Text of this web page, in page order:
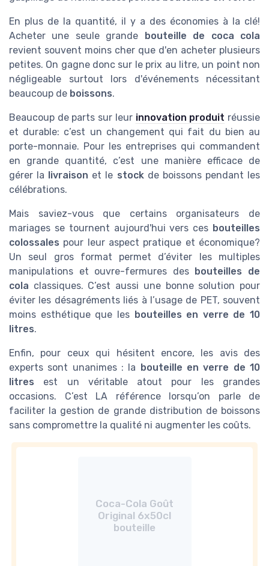
En plus de la quantité, il y a des économies à la clé!
Acheter une seule grande bouteille de coca cola
revient souvent moins cher que d'en acheter plusieurs
petites. On gagne donc sur le prix au litre, un point non
négligeable surtout lors d'événements nécessitant
beaucoup de boissons.
Beaucoup de parts sur leur innovation produit réussie
et durable: c’est un changement qui fait du bien au
porte-monnaie. Pour les entreprises qui commandent
en grande quantité, c’est une manière efficace de
gérer la livraison et le stockde boissons pendant les
célébrations.
Mais saviez-vous que certains organisateurs de
mariages se tournent aujourd'hui vers ces bouteilles
colossales pour leur aspect pratique et économique?
Un seul gros format permet d’éviter les multiples
manipulations et ouvre-fermures des bouteilles de
cola classiques. C’est aussi une bonne solution pour
éviter les désagréments liés à l’usage de PET, souvent
moins esthétique que les bouteilles en verre de 10
litres.
Enfin, pour ceux qui hésitent encore, les avis des
experts sont unanimes : la bouteille en verre de 10
litres est un véritable atout pour les grandes
occasions. C’est LA référence lorsqu’on parle de
faciliter la gestion de grande distribution de boissons
sans compromettre la qualité ni augmenter les coûts.
Coca-Cola Goût
Original 6x50cl
bouteille